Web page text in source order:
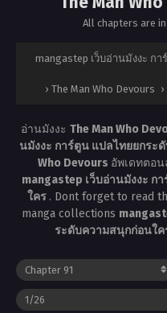
All chapters are in
mangastep เว็บอ่านมังงะ
› The Man Who Devours ›
อ่านมังงะ The Man Who
นมังงะ การ์ตูน แปลไทยยกระ
Who Devours อัพเดทตอ
mangastep เว็บอ่านมังงะ
ใคร . Dont forget to read
manga collections
ระดับความสนุกก่อนใค